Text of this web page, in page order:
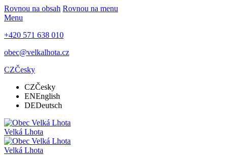
Rovnou na obsah Rovnou na menu
Menu
+420 571 638 010
obec@velkalhota.cz
CZČesky
CZČesky
ENEnglish
DEDeutsch
Velká Lhota
Velká Lhota